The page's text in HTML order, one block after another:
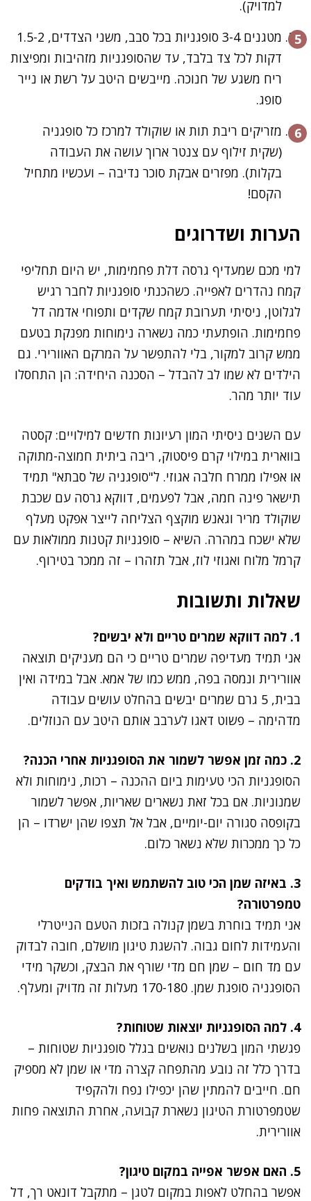
למדויק).
מטגנים 3-4 סופגניות בכל סבב, משני הצדדים, 1.5-2
דקות לכל צד בלבד, עד שהסופגניות מזהיבות ומפיצות
ריח משגע של חנוכה. מייבשים היטב על רשת או נייר
סופג.
מזריקים ריבת תות או שוקולד למרכז כל סופגניה
(שקית זילוף עם צנטר ארוך עושה את העבודה
בקלות). מפזרים אבקת סוכר נדיבה – ועכשיו מתחיל
הקסם!
הערות ושדרוגים
למי מכם שמעדיף גרסה דלת פחמימות, יש היום תחליפי
קמח נהדרים לאפייה. כשהכנתי סופגניות לחבר רגיש
לגלוטן, ניסיתי תערובת קמח שקדים ותפוחי אדמה דל
פחמימות. הופתעתי כמה נשארה נימוחות מפנקת בטעם
ממש קרוב למקור, בלי להתפשר על המרקם האוורירי. גם
הילדים לא שמו לב להבדל – הסכנה היחידה: הן התחסלו
עוד יותר מהר.
עם השנים ניסיתי המון רעיונות חדשים למילויים: קסטה
בווארית במילוי קרם פיסטוק, ריבה ביתית חמוצה-מתוקה
או אפילו ממרח חלבה אגוזי. ל"סופגניה של סבתא" תמיד
תישאר פינה חמה, אבל לפעמים, דווקא גרסה עם שכבת
שוקולד מריר וגאנש מוקצף הצליחה לייצר אפקט מעלף
שלא ישכח במהרה. השיא – סופגניות קטנות ממולאות עם
קרמל מלוח ואגוזי לוז, אבל תזהרו – זה ממכר בטירוף.
שאלות ותשובות
1. למה דווקא שמרים טריים ולא יבשים?
אני תמיד מעדיפה שמרים טריים כי הם מעניקים תוצאה
אוורירית ונמסה בפה, ממש כמו של אמא. אבל במידה ואין
בבית, 5 גרם שמרים יבשים בהחלט עושים עבודה
מדהימה – פשוט דאגו לערבב אותם היטב עם הנוזלים.
2. כמה זמן אפשר לשמור את הסופגניות אחרי הכנה?
הסופגניות הכי טעימות ביום ההכנה – רכות, נימוחות ולא
שמנוניות. אם בכל זאת נשארים שאריות, אפשר לשמור
בקופסה סגורה יום-יומיים, אבל אל תצפו שהן ישרדו – הן
כל כך ממכרות שלא נשאר כלום.
3. באיזה שמן הכי טוב להשתמש ואיך בודקים
טמפרטורה?
אני תמיד בוחרת בשמן קנולה בזכות הטעם הנייטרלי
והעמידות לחום גבוה. להשגת טיגון מושלם, חובה לבדוק
עם מד חום – שמן חם מדי שורף את הבצק, וכשקר מידי
הסופגניה סופגת שמן. 170-180 מעלות זה מדויק ומעלף.
4. למה הסופגניות יוצאות שטוחות?
פגשתי המון בשלנים נואשים בגלל סופגניות שטוחות –
בדרך כלל זה נובע מהתפחה קצרה מדי או שמן לא מספיק
חם. חייבים להמתין שהן יכפילו נפח ולהקפיד
שטמפרטורת הטיגון נשארת קבועה, אחרת התוצאה פחות
אוורירית.
5. האם אפשר אפייה במקום טיגון?
אפשר בהחלט לאפות במקום לטגן – מתקבל דונאט רך, דל